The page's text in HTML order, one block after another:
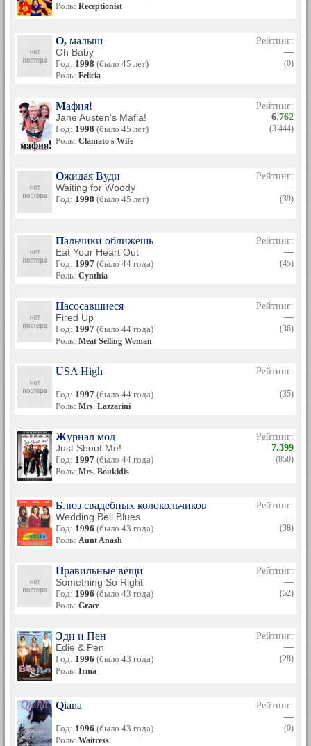
Роль: Receptionist
О, малыш
Oh Baby
Год: 1998 (было 45 лет)
Роль: Felicia
Рейтинг:
—
(0)
Мафия!
Jane Austen's Mafia!
Год: 1998 (было 45 лет)
Роль: Clamato's Wife
Рейтинг:
6.762
(3 444)
Ожидая Вуди
Waiting for Woody
Год: 1998 (было 45 лет)
Рейтинг:
—
(39)
Пальчики оближешь
Eat Your Heart Out
Год: 1997 (было 44 года)
Роль: Cynthia
Рейтинг:
—
(45)
Насосавшиеся
Fired Up
Год: 1997 (было 44 года)
Роль: Meat Selling Woman
Рейтинг:
—
(36)
USA High
Год: 1997 (было 44 года)
Роль: Mrs. Lazzarini
Рейтинг:
—
(35)
Журнал мод
Just Shoot Me!
Год: 1997 (было 44 года)
Роль: Mrs. Boukidis
Рейтинг:
7.399
(850)
Блюз свадебных колокольчиков
Wedding Bell Blues
Год: 1996 (было 43 года)
Роль: Aunt Anash
Рейтинг:
—
(38)
Правильные вещи
Something So Right
Год: 1996 (было 43 года)
Роль: Grace
Рейтинг:
—
(52)
Эди и Пен
Edie & Pen
Год: 1996 (было 43 года)
Роль: Irma
Рейтинг:
—
(28)
Qiana
Год: 1996 (было 43 года)
Роль: Waitress
Рейтинг:
—
(0)